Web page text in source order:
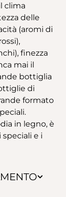
clima
delle
(aromi di
finezza
mai il
bottiglia
di
formato
in legno, è
e i